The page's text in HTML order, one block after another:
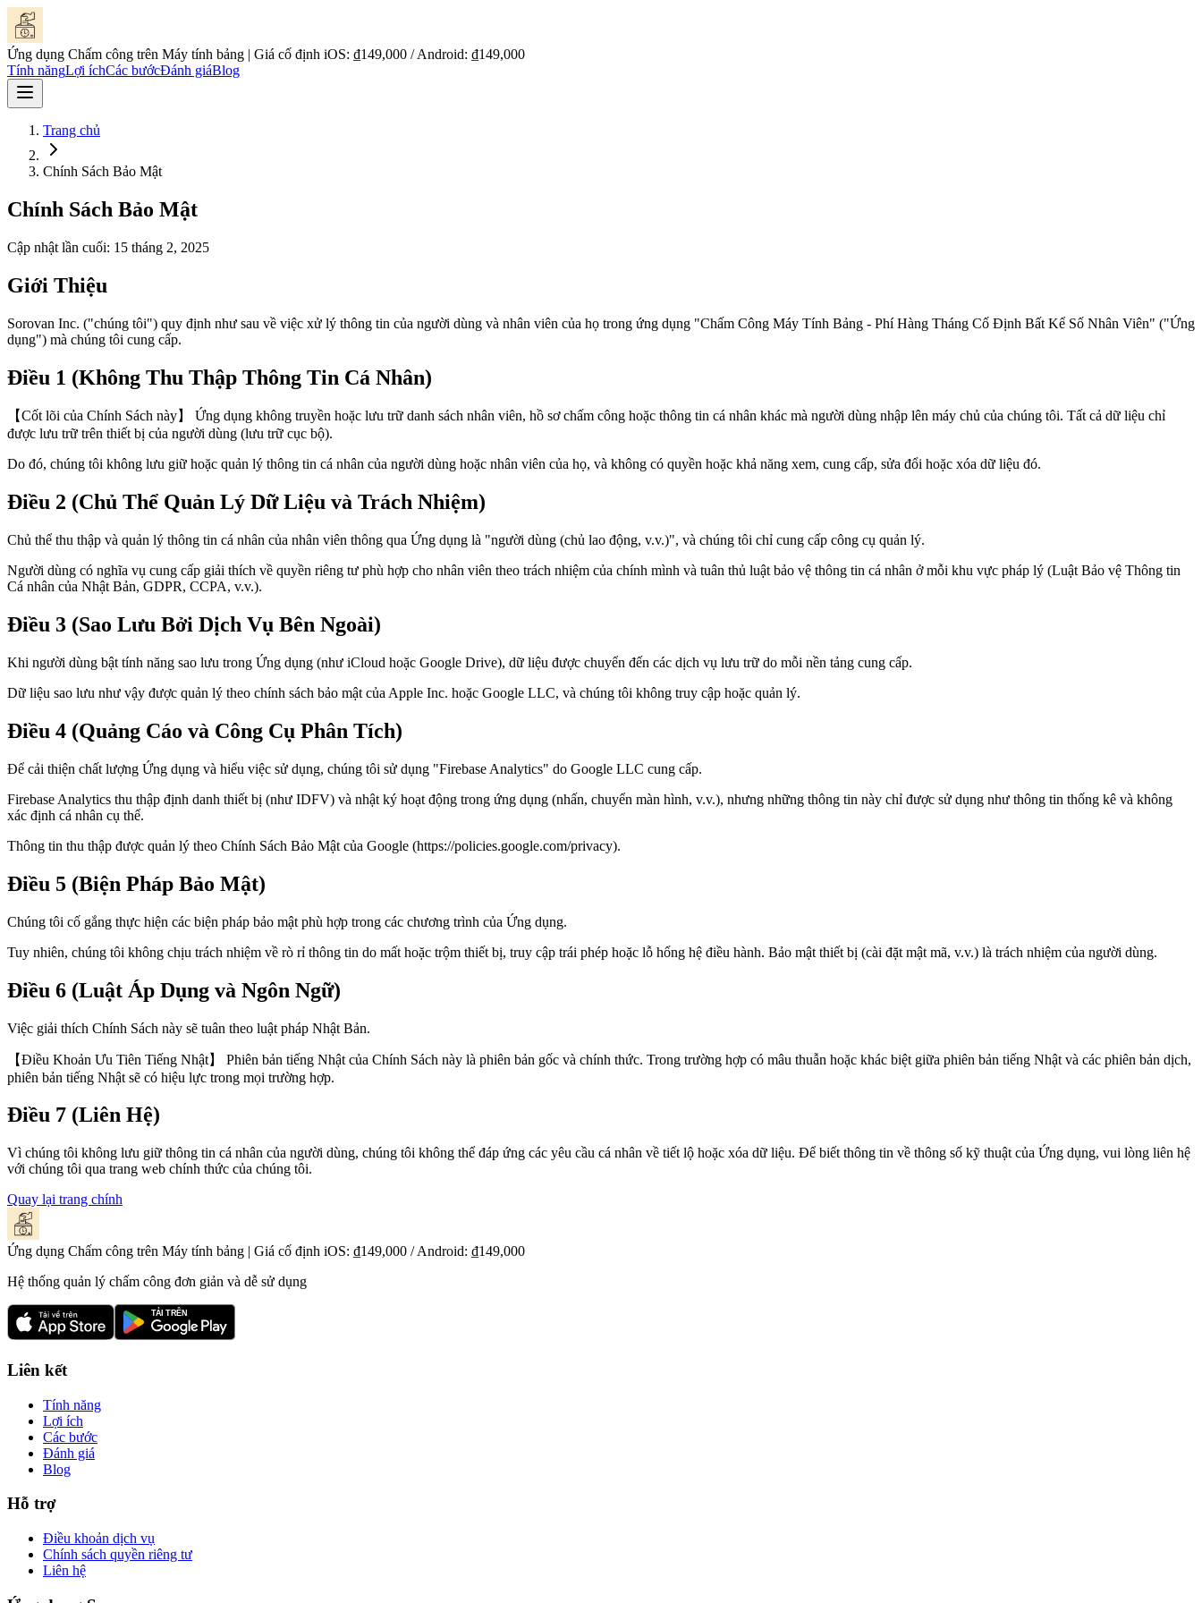
Ứng dụng Chấm công trên Máy tính bảng | Giá cố định iOS: ₫149,000 / Android: ₫149,000
Tính năngLợi íchCác bướcĐánh giáBlog
Trang chủ
Chính Sách Bảo Mật
Chính Sách Bảo Mật
Cập nhật lần cuối: 15 tháng 2, 2025
Giới Thiệu
Sorovan Inc. ("chúng tôi") quy định như sau về việc xử lý thông tin của người dùng và nhân viên của họ trong ứng dụng "Chấm Công Máy Tính Bảng - Phí Hàng Tháng Cố Định Bất Kể Số Nhân Viên" ("Ứng
dụng") mà chúng tôi cung cấp.
Điều 1 (Không Thu Thập Thông Tin Cá Nhân)
【Cốt lõi của Chính Sách này】 Ứng dụng không truyền hoặc lưu trữ danh sách nhân viên, hồ sơ chấm công hoặc thông tin cá nhân khác mà người dùng nhập lên máy chủ của chúng tôi. Tất cả dữ liệu chỉ
được lưu trữ trên thiết bị của người dùng (lưu trữ cục bộ).
Do đó, chúng tôi không lưu giữ hoặc quản lý thông tin cá nhân của người dùng hoặc nhân viên của họ, và không có quyền hoặc khả năng xem, cung cấp, sửa đổi hoặc xóa dữ liệu đó.
Điều 2 (Chủ Thể Quản Lý Dữ Liệu và Trách Nhiệm)
Chủ thể thu thập và quản lý thông tin cá nhân của nhân viên thông qua Ứng dụng là "người dùng (chủ lao động, v.v.)", và chúng tôi chỉ cung cấp công cụ quản lý.
Người dùng có nghĩa vụ cung cấp giải thích về quyền riêng tư phù hợp cho nhân viên theo trách nhiệm của chính mình và tuân thủ luật bảo vệ thông tin cá nhân ở mỗi khu vực pháp lý (Luật Bảo vệ Thông tin
Cá nhân của Nhật Bản, GDPR, CCPA, v.v.).
Điều 3 (Sao Lưu Bởi Dịch Vụ Bên Ngoài)
Khi người dùng bật tính năng sao lưu trong Ứng dụng (như iCloud hoặc Google Drive), dữ liệu được chuyển đến các dịch vụ lưu trữ do mỗi nền tảng cung cấp.
Dữ liệu sao lưu như vậy được quản lý theo chính sách bảo mật của Apple Inc. hoặc Google LLC, và chúng tôi không truy cập hoặc quản lý.
Điều 4 (Quảng Cáo và Công Cụ Phân Tích)
Để cải thiện chất lượng Ứng dụng và hiểu việc sử dụng, chúng tôi sử dụng "Firebase Analytics" do Google LLC cung cấp.
Firebase Analytics thu thập định danh thiết bị (như IDFV) và nhật ký hoạt động trong ứng dụng (nhấn, chuyển màn hình, v.v.), nhưng những thông tin này chỉ được sử dụng như thông tin thống kê và không
xác định cá nhân cụ thể.
Thông tin thu thập được quản lý theo Chính Sách Bảo Mật của Google (https://policies.google.com/privacy).
Điều 5 (Biện Pháp Bảo Mật)
Chúng tôi cố gắng thực hiện các biện pháp bảo mật phù hợp trong các chương trình của Ứng dụng.
Tuy nhiên, chúng tôi không chịu trách nhiệm về rò rỉ thông tin do mất hoặc trộm thiết bị, truy cập trái phép hoặc lỗ hổng hệ điều hành. Bảo mật thiết bị (cài đặt mật mã, v.v.) là trách nhiệm của người dùng.
Điều 6 (Luật Áp Dụng và Ngôn Ngữ)
Việc giải thích Chính Sách này sẽ tuân theo luật pháp Nhật Bản.
【Điều Khoản Ưu Tiên Tiếng Nhật】 Phiên bản tiếng Nhật của Chính Sách này là phiên bản gốc và chính thức. Trong trường hợp có mâu thuẫn hoặc khác biệt giữa phiên bản tiếng Nhật và các phiên bản dịch,
phiên bản tiếng Nhật sẽ có hiệu lực trong mọi trường hợp.
Điều 7 (Liên Hệ)
Vì chúng tôi không lưu giữ thông tin cá nhân của người dùng, chúng tôi không thể đáp ứng các yêu cầu cá nhân về tiết lộ hoặc xóa dữ liệu. Để biết thông tin về thông số kỹ thuật của Ứng dụng, vui lòng liên hệ
với chúng tôi qua trang web chính thức của chúng tôi.
Quay lại trang chính
Ứng dụng Chấm công trên Máy tính bảng | Giá cố định iOS: ₫149,000 / Android: ₫149,000
Hệ thống quản lý chấm công đơn giản và dễ sử dụng
Liên kết
Tính năng
Lợi ích
Các bước
Đánh giá
Blog
Hỗ trợ
Điều khoản dịch vụ
Chính sách quyền riêng tư
Liên hệ